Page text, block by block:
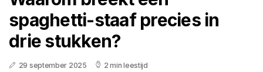
spaghetti-staaf precies in
drie stukken?
29 september 2025 2 min leestijd